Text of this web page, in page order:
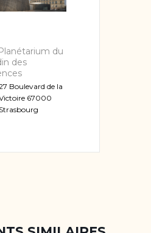
du
des
Boulevard de la
67000
Strasbourg